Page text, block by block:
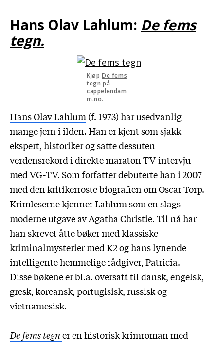
Hans Olav Lahlum: De fems
tegn.
Kjøp De fems
tegn på
cappelendam
m.no.
Hans Olav Lahlum (f. 1973) har usedvanlig
mange jern i ilden. Han er kjent som sjakk-
ekspert, historiker og satte dessuten
verdensrekord i direkte maraton TV-intervju
med VG-TV. Som forfatter debuterte han i 2007
med den kritikerroste biografien om Oscar Torp.
Krimleserne kjenner Lahlum som en slags
moderne utgave av Agatha Christie. Til nå har
han skrevet åtte bøker med klassiske
kriminalmysterier med K2 og hans lynende
intelligente hemmelige rådgiver, Patricia.
Disse bøkene er bl.a. oversatt til dansk, engelsk,
gresk, koreansk, portugisisk, russisk og
vietnamesisk.
De fems tegner en historisk krimroman med